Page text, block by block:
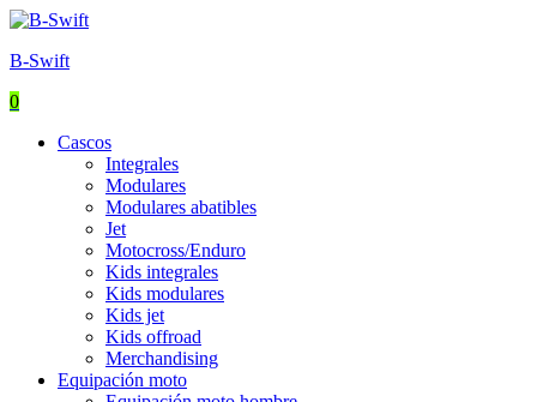
B-Swift
0
Cascos
Integrales
Modulares
Modulares abatibles
Jet
Motocross/Enduro
Kids integrales
Kids modulares
Kids jet
Kids offroad
Merchandising
Equipación moto